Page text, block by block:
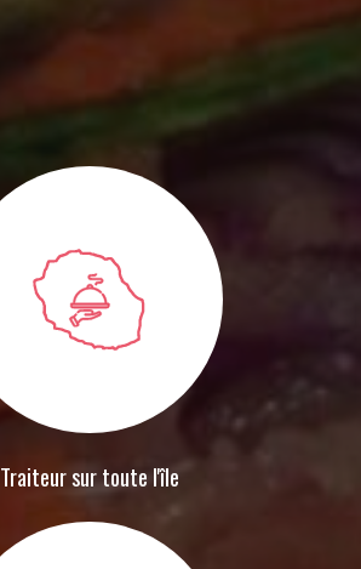
Traiteur sur toute l'île